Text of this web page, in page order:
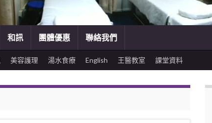
和訊 團體優惠 聯絡我們
美容護理 湯水食療 English 王醫教室 課堂資料